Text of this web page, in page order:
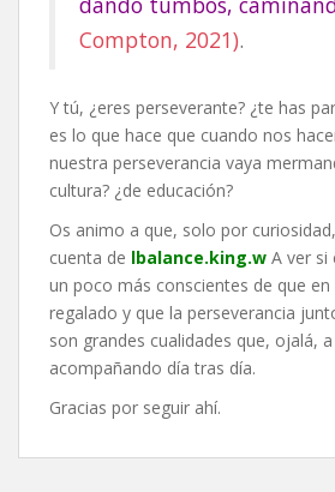
Compton, 2021).
Y tú, ¿eres perseverante? ¿te has
es lo que hace que cuando nos
nuestra perseverancia vaya
cultura? ¿de educación?
Os animo a que, solo por
cuenta de lbalance.king.w A ver si
un poco más conscientes de que
regalado y que la perseverancia
son grandes cualidades que, ojalá,
acompañando día tras día.
Gracias por seguir ahí.